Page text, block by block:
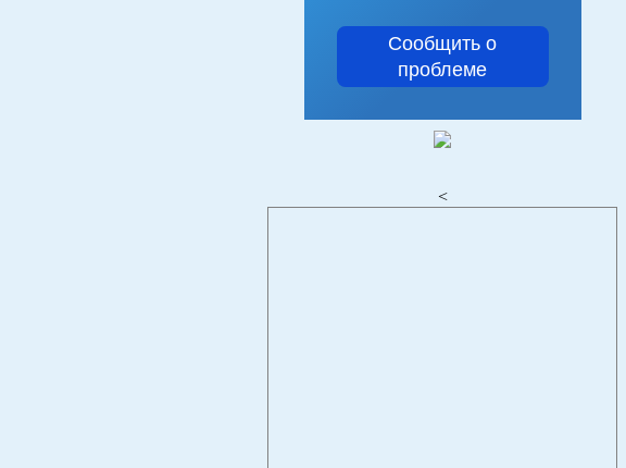
Сообщить о
проблеме
<